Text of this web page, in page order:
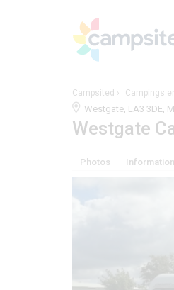
Campsited Campings
Westgate, LA3 3DE,
Westgate
Photos